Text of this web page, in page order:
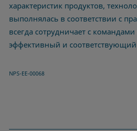
характеристик продуктов,
выполнялась в соответствии с
всегда сотрудничает с
эффективный и
NPS-EE-00068